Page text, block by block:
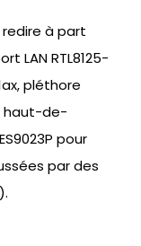
à part
LAN RTL8125-
pléthore
haut-de-
pour
par des